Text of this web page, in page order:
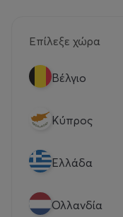
Επίλεξε χώρα
Βέλγιο
Κύπρος
Eλλάδα
Ολλανδία